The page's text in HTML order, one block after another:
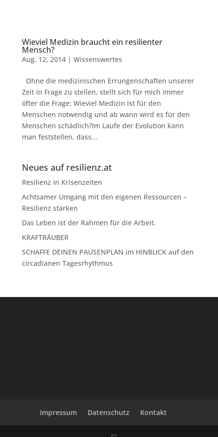
Wieviel Medizin braucht ein resilienter
Mensch?
Aug. 12, 2014| Wissenswertes
Ohne die medizinischen Errungenschaften unserer
Zeit in Frage zu stellen, stellt sich für mich immer
öfter die Frage: Wieviel Medizin ist für den
Menschen notwendig und ab wann wird es für den
Menschen schädlich?Im Laufe der Evolution kann
man feststellen, dass...
Neues auf resilienz.at
Resilienz in Krisenzeiten
Achtsamer Umgang mit den eigenen Ressourcen –
Resilienz stärken
Das Leben ist der Rahmen für die Arbeit.
KRAFTRÄUBER
SCHAFFE DEINEN PAUSENPLAN im HINBLICK auf den
circadianen Tagesrhythmus
Impressum Datenschutz Kontakt